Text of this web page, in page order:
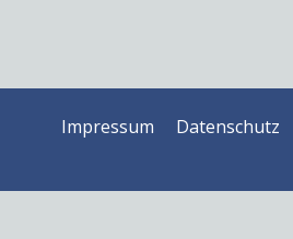
Impressum Datenschutz